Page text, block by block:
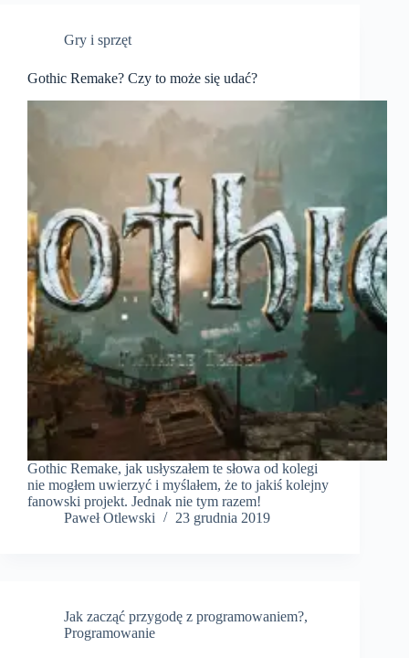
Gry i sprzęt
Gothic Remake? Czy to może się udać?
Gothic Remake, jak usłyszałem te słowa od kolegi
nie mogłem uwierzyć i myślałem, że to jakiś kolejny
fanowski projekt. Jednak nie tym razem!
Paweł Otlewski
23 grudnia 2019
Jak zacząć przygodę z programowaniem?,
Programowanie